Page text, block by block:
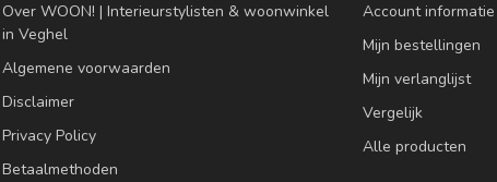
Over WOON! | Interieurstylisten & woonwinkel
in Veghel
Algemene voorwaarden
Disclaimer
Privacy Policy
Betaalmethoden
Account informatie
Mijn bestellingen
Mijn verlanglijst
Vergelijk
Alle producten